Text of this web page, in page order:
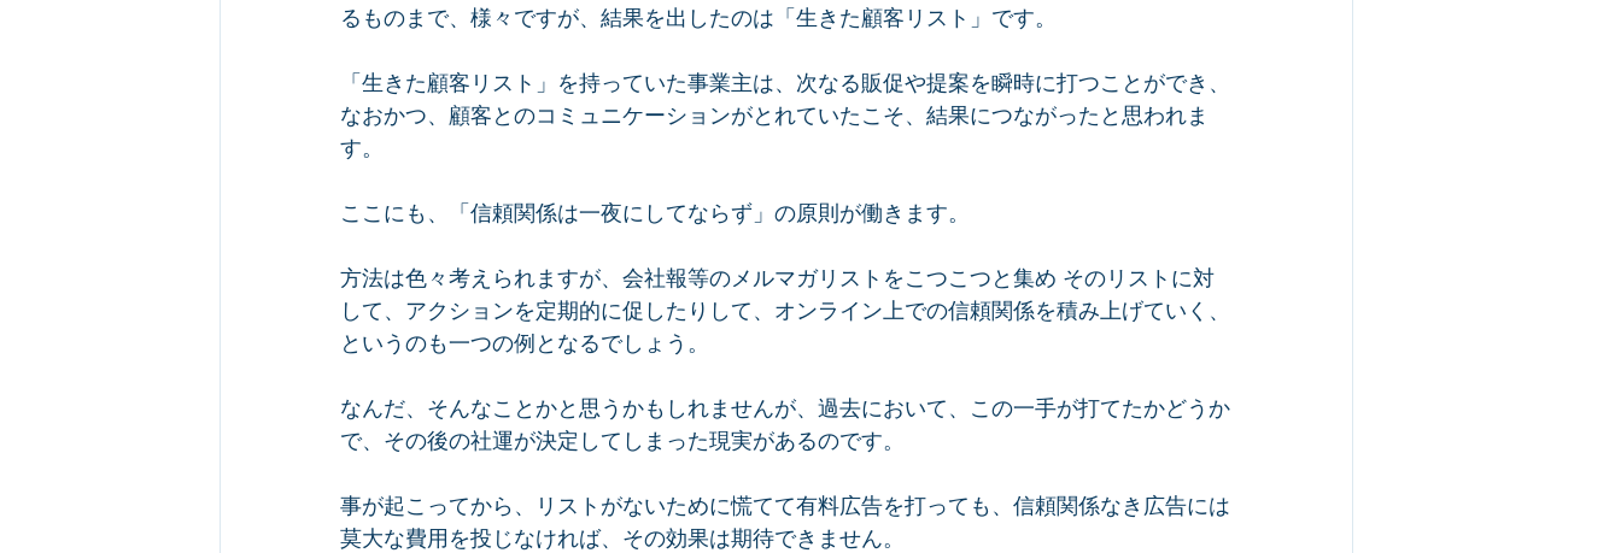
るものまで、様々ですが、結果を出したのは「生きた顧客リスト」です。
「生きた顧客リスト」を持っていた事業主は、次なる販促や提案を瞬時に打つことができ、
なおかつ、顧客とのコミュニケーションがとれていたこそ、結果につながったと思われま
す。
ここにも、「信頼関係は一夜にしてならず」の原則が働きます。
方法は色々考えられますが、会社報等のメルマガリストをこつこつと集め そのリストに対
して、アクションを定期的に促したりして、オンライン上での信頼関係を積み上げていく、
というのも一つの例となるでしょう。
なんだ、そんなことかと思うかもしれませんが、過去において、この一手が打てたかどうか
で、その後の社運が決定してしまった現実があるのです。
事が起こってから、リストがないために慌てて有料広告を打っても、信頼関係なき広告には
莫大な費用を投じなければ、その効果は期待できません。